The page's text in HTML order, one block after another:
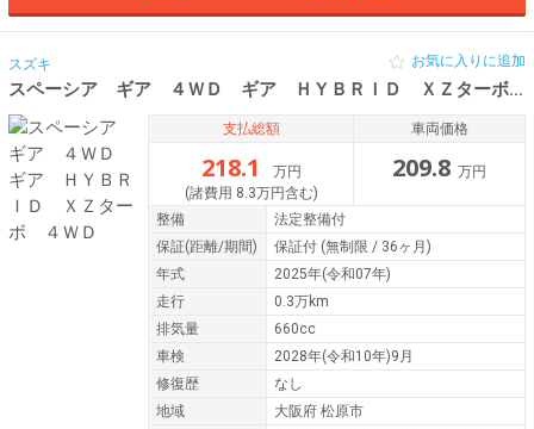
スズキ
スペーシア ギア ４ＷＤ ギア ＨＹＢＲＩＤ ＸＺターボ ４ＷＤ
お気に入りに追加
支払総額
218.1
万円
(諸費用 8.3万円含む)
車両価格
209.8 万円
整備
法定整備付
保証(距離/期間) 保証付 (無制限 / 36ヶ月)
年式
2025年(令和07年)
走行
0.3万km
排気量
660cc
車検
2028年(令和10年)9月
修復歴
なし
地域
大阪府 松原市